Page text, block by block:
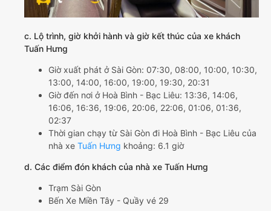
c. Lộ trình, giờ khởi hành và giờ kết thúc của xe khách
Tuấn Hưng
Giờ xuất phát ở Sài Gòn: 07:30, 08:00, 10:00, 10:30,
13:00, 14:00, 16:00, 19:00, 19:30, 20:31
Giờ đến nơi ở Hoà Bình - Bạc Liêu: 13:36, 14:06,
16:06, 16:36, 19:06, 20:06, 22:06, 01:06, 01:36,
02:37
Thời gian chạy từ Sài Gòn đi Hoà Bình - Bạc Liêu của
nhà xe Tuấn Hưng khoảng: 6.1 giờ
d. Các điểm đón khách của nhà xe Tuấn Hưng
Trạm Sài Gòn
Bến Xe Miền Tây - Quầy vé 29